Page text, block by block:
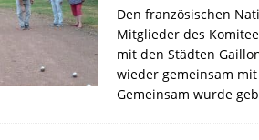
Den französischen
Mitglieder des
mit den Städten
wieder gemeinsam
Gemeinsam wurde